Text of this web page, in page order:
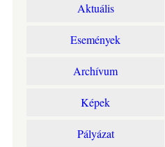
Aktuális
Események
Archívum
Képek
Pályázat